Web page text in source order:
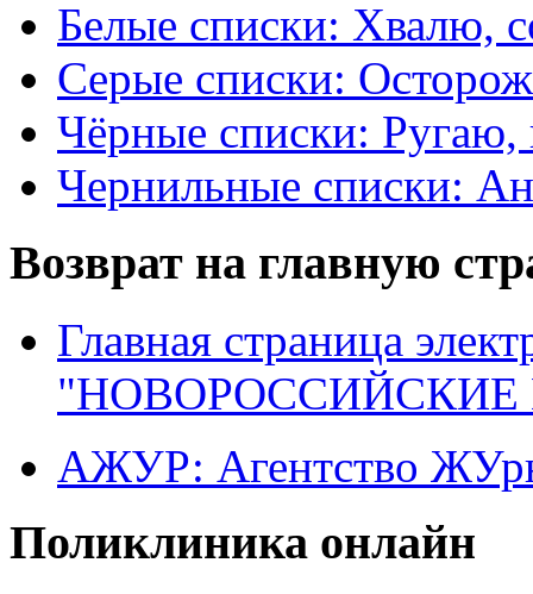
Белые списки: Хвалю,
Серые списки:
Чёрные списки: Ругаю,
Чернильные списки:
Возврат на главную
Главная страница
"НОВОРОССИЙСКИЕ
АЖУР: Агентство
Поликлиника онлайн